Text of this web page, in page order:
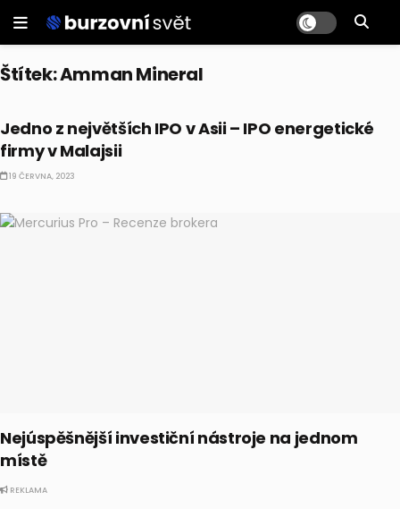
Štítek:Amman Mineral
Jedno z největších IPO v Asii – IPO energetické
firmy v Malajsii
19 ČERVNA, 2023
Nejúspěšnější investiční nástroje na jednom
místě
REKLAMA